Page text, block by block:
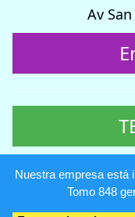
Av
Nuestra empresa está
Tomo 848